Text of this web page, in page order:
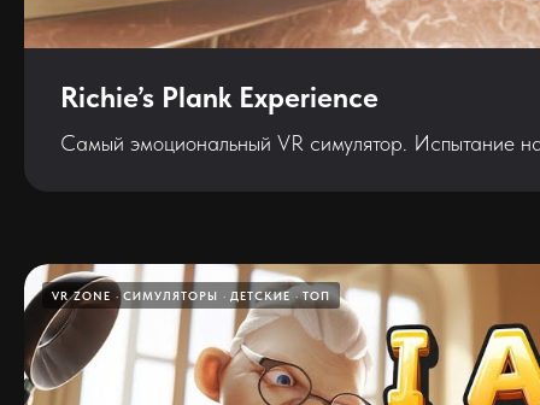
Richie’s Plank Experience
Самый эмоциональный VR симулятор. Испытание
VR ZONE СИМУЛЯТОРЫ ДЕТСКИЕ ТОП